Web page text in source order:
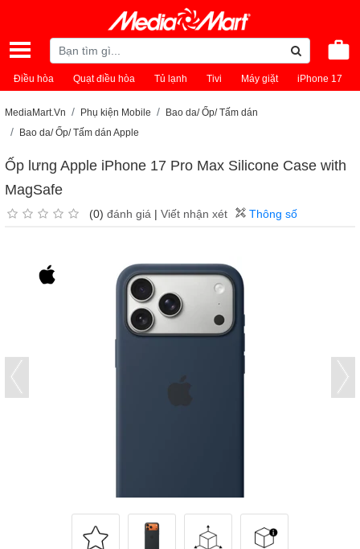
Điều hòa Quạt điều hòa Tủ lạnh Tivi Máy giặt iPhone 17
MediaMart.Vn Phụ kiện Mobile
Bao da/ Ốp/ Tấm dán
Bao da/ Ốp/ Tấm dán Apple
Ốp lưng Apple iPhone 17 Pro Max Silicone Case with
MagSafe
(0) đánh giá | Viết nhận xét Thông số